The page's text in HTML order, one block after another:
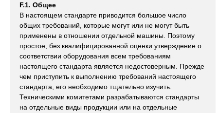
F.1. Общее
В настоящем стандарте приводится большое число
общих требований, которые могут или не могут быть
применены в отношении отдельной машины. Поэтому
простое, без квалифицированной оценки утверждение о
соответствии оборудования всем требованиям
настоящего стандарта является недостоверным. Прежде
чем приступить к выполнению требований настоящего
стандарта, его необходимо тщательно изучить.
Техническими комитетами разрабатываются стандарты
на отдельные виды продукции или на отдельные